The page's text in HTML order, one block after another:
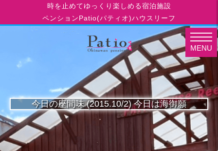
時を止めてゆっくり楽しめる宿泊施設
ペンションPatio(パティオ)ハウスリーフ
今日の座間味 (2015.10/2) 今日は海御願
MENU